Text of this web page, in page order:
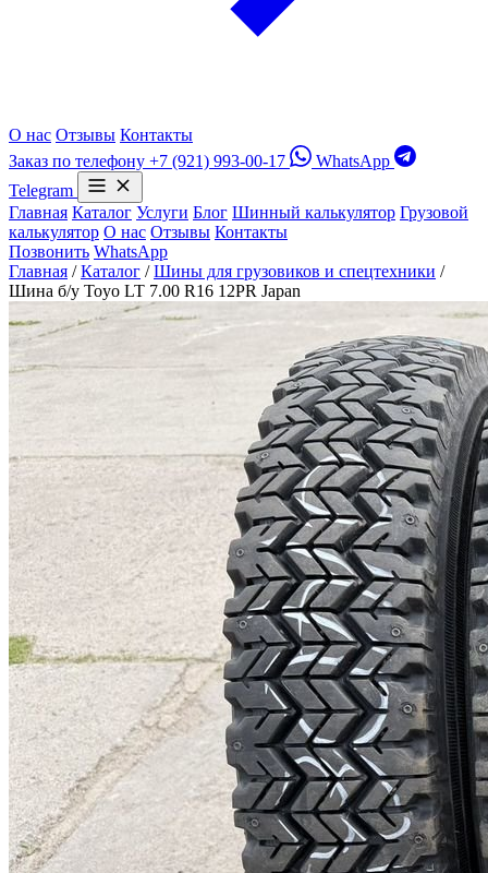
О нас Отзывы Контакты
Заказ по телефону +7 (921) 993-00-17
WhatsApp
Telegram
Главная Каталог Услуги Блог Шинный калькулятор Грузовой
калькулятор О нас Отзывы Контакты
Позвонить WhatsApp
Главная / Каталог / Шины для грузовиков и спецтехники /
Шина б/у Toyo LT 7.00 R16 12PR Japan